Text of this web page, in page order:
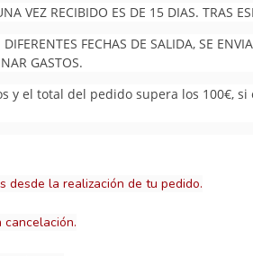
VEZ RECIBIDO ES DE 15 DIAS. TRAS
FECHAS DE SALIDA, SE
GASTOS.
y el total del pedido supera los 100€,
desde la realización de tu pedido.